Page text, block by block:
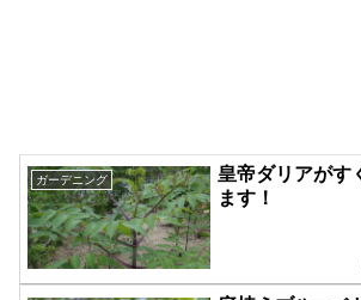
ガーデニング
皇帝ダリアがす
ます！